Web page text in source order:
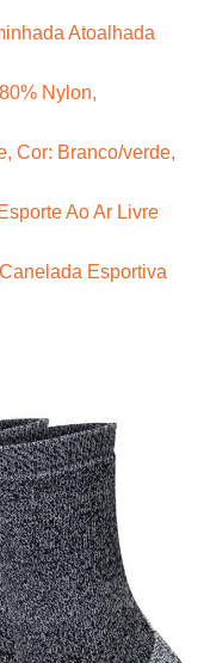
Atoalhada
Nylon,
Cor: Branco/verde,
Ao Ar Livre
Esportiva